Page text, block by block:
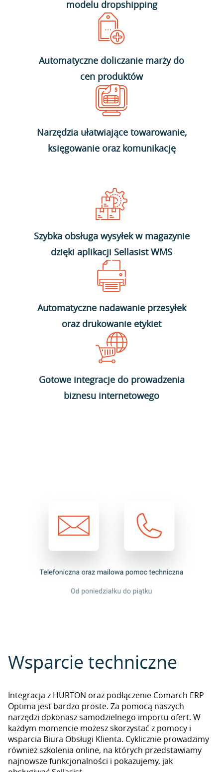
modelu dropshipping
Automatyczne doliczanie marży do
cen produktów
Narzędzia ułatwiające towarowanie,
księgowanie oraz komunikację
Szybka obsługa wysyłek w magazynie
dzięki aplikacji Sellasist WMS
Automatyczne nadawanie przesyłek
oraz drukowanie etykiet
Gotowe integracje do prowadzenia
biznesu internetowego
Wsparcie techniczne
Integracja z HURTON oraz podłączenie Comarch ERP
Optima jest bardzo proste. Za pomocą naszych
narzędzi dokonasz samodzielnego importu ofert. W
każdym momencie możesz skorzystać z pomocy i
wsparcia Biura Obsługi Klienta. Cyklicznie prowadzimy
również szkolenia online, na których przedstawiamy
najnowsze funkcjonalności i pokazujemy, jak